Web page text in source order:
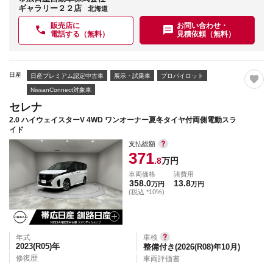
ギャラリー２２店
北海道
販売店に
電話する（無料）
お問い合わせ・
見積依頼（無料）
日産 日産プレミアム認定中古車 展示・試乗車 プロパイロット
NissanConnect対象車
セレナ
2.0 ハイウェイスターV 4WD ワンオーナー夏冬タイヤ付両側電動スラ
イド
支払総額
371.8万円
車両価格
358.0万円
(税込 *10%)
諸費用
13.8万円
年式
2023(R05)年
修復歴
車検
整備付き(2026(R08)年10月)
車両評価書